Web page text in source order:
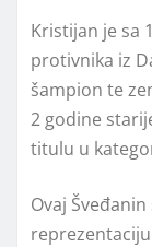
Kristijan je sa
protivnika iz
šampion te
2 godine
titulu u
Ovaj